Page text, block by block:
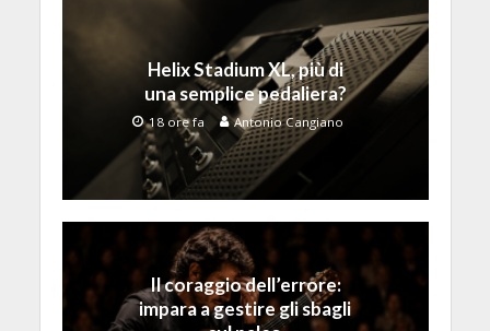
Helix Stadium XL, più di
una semplice pedaliera?
18 ore fa Antonio Cangiano
Il coraggio dell’errore:
impara a gestire gli sbagli